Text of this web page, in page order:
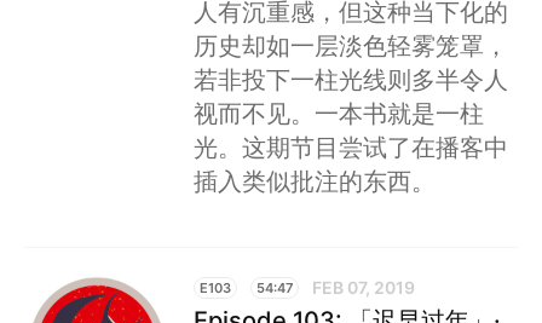
人有沉重感，但这种当下化的
历史却如一层淡色轻雾笼罩，
若非投下一柱光线则多半令人
视而不见。一本书就是一柱
光。这期节目尝试了在播客中
插入类似批注的东西。
E103 54:47 FEB 07, 2019